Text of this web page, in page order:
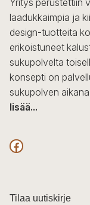
Yritys perustettiin
laadukkaimpia ja
design-tuotteita
erikoistuneet
sukupolvelta
konsepti on
sukupolven
lisää...
F
c
Tilaa uutiskirje